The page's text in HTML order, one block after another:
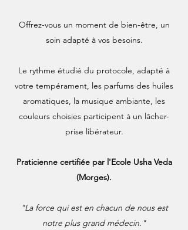
Offrez-vous un moment de bien-être, un
soin adapté à vos besoins.
Le rythme étudié du protocole, adapté à
votre tempérament, les parfums des huiles
aromatiques, la musique ambiante, les
couleurs choisies participent à un lâcher-
prise libérateur.
Praticienne certifiée par l'Ecole Usha Veda
(Morges).
"La force qui est en chacun de nous est
notre plus grand médecin."